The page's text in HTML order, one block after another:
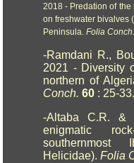
2018 - Predation of the
on freshwater bivalves
Peninsula.Folia Conch.
-Ramdani R.,
2021 - Diversity
northern of
Conch. 60 : 25-33.
-Altaba C.R.
enigmatic
southernmost
Helicidae).Folia